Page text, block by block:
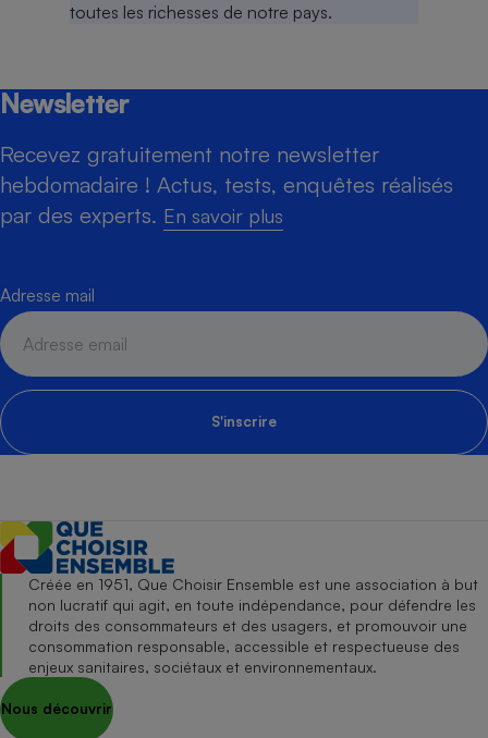
Newsletter
Recevez gratuitement notre newsletter
hebdomadaire ! Actus, tests, enquêtes réalisés
par des experts. En savoir plus
Adresse mail
S'inscrire
Créée en 1951, Que Choisir Ensemble est une association à but
non lucratif qui agit, en toute indépendance, pour défendre les
droits des consommateurs et des usagers, et promouvoir une
consommation responsable, accessible et respectueuse des
enjeux sanitaires, sociétaux et environnementaux.
Nous découvrir